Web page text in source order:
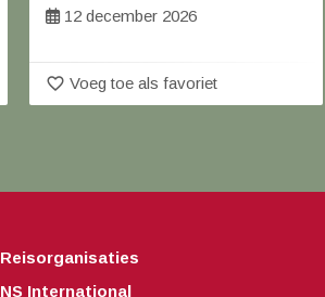
12 december 2026
favorite_border Voeg toe als favoriet
Reisorganisaties
NS International